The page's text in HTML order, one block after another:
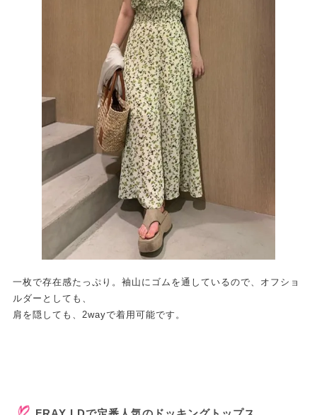
一枚で存在感たっぷり。袖山にゴムを通しているので、オフショ
ルダーとしても、
肩を隠しても、2wayで着用可能です。